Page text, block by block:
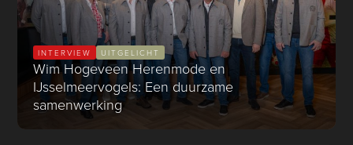
INTERVIEW UITGELICHT
Wim Hogeveen Herenmode en
IJsselmeervogels: Een duurzame
samenwerking